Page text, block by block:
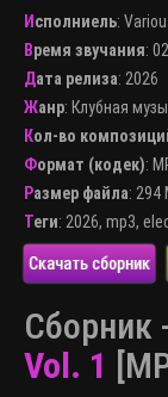
Исполниель:
Время звучания:
Дата релиза: 2026
Жанр: Клубная
Кол-во
Формат (кодек):
Размер файла: 294
Теги: 2026, mp3,
Скачать сборник
Сборник
Vol. 1